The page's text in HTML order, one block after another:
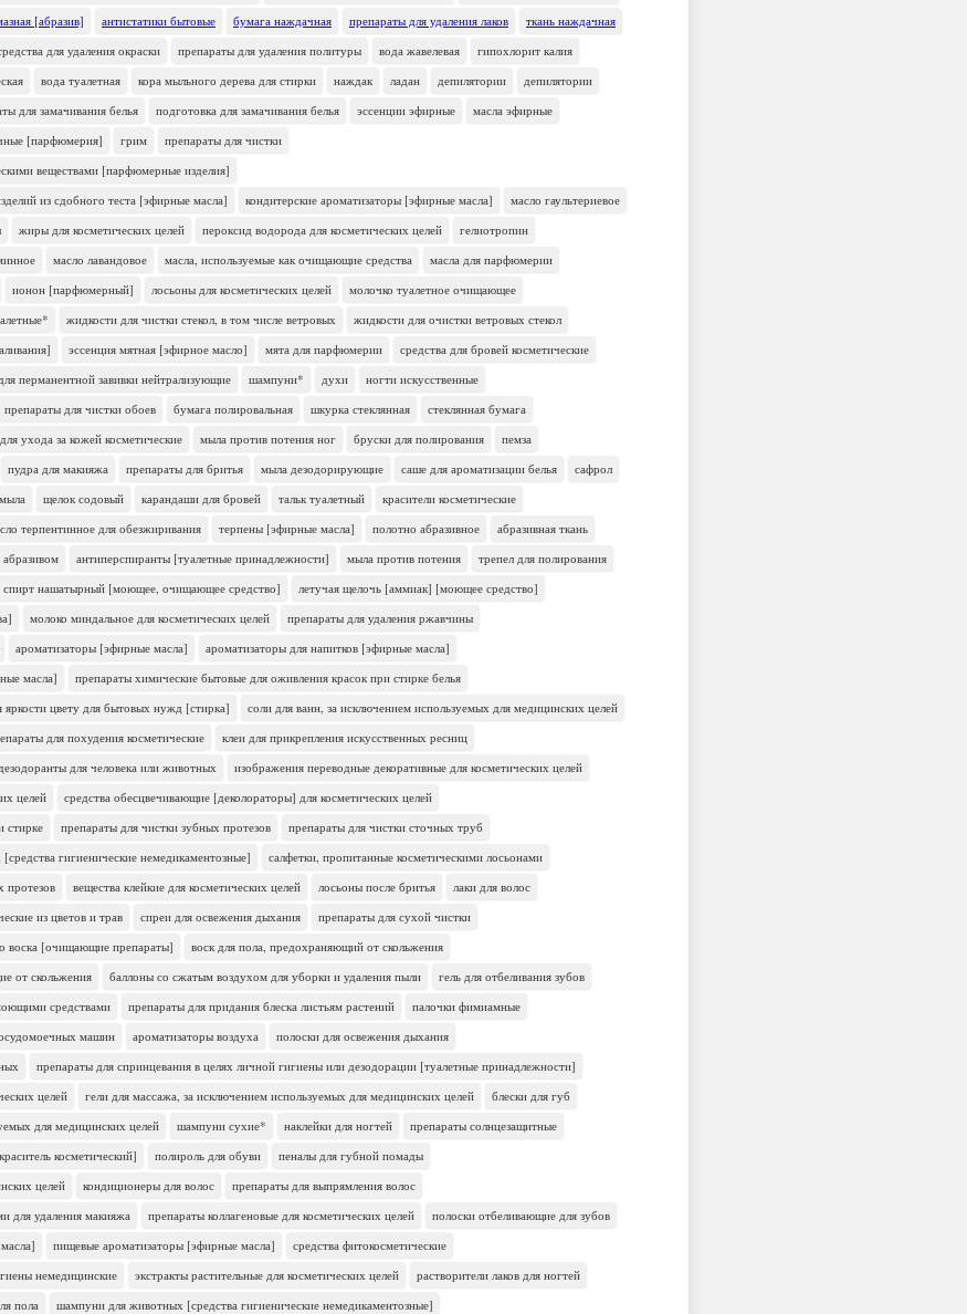
[абразив] антистатики бытовые бумага наждачная препараты для удаления лаков
ткань наждачная
для удаления окраски препараты для удаления политуры вода жавелевая
гипохлорит калия
вода туалетная кора мыльного дерева для стирки наждак ладан депилятории
депилятории
для замачивания белья подготовка для замачивания белья эссенции эфирные
масла эфирные
[парфюмерия] грим
препараты для чистки
веществами [парфюмерные изделия]
из сдобного теста [эфирные масла]
кондитерские ароматизаторы [эфирные масла]
масло гаультериевое
жиры для косметических целей пероксид водорода для косметических целей
гелиотропин
масло лавандовое масла, используемые как очищающие средства
масла для парфюмерии
ионон [парфюмерный] лосьоны для косметических целей
молочко туалетное очищающее
жидкости для чистки стекол, в том числе ветровых
жидкости для очистки ветровых стекол
эссенция мятная [эфирное масло] мята для парфюмерии
средства для бровей косметические
перманентной завивки нейтрализующие шампуни* духи
ногти искусственные
препараты для чистки обоев бумага полировальная шкурка стеклянная
стеклянная бумага
ухода за кожей косметические мыла против потения ног бруски для полирования
пемза
пудра для макияжа препараты для бритья мыла дезодорирующие саше для ароматизации белья
сафрол
щелок содовый карандаши для бровей тальк туалетный
красители косметические
терпентинное для обезжиривания терпены [эфирные масла] полотно абразивное
абразивная ткань
антиперспиранты [туалетные принадлежности] мыла против потения
трепел для полирования
спирт нашатырный [моющее, очищающее средство]
летучая щелочь [аммиак] [моющее средство]
молоко миндальное для косметических целей
препараты для удаления ржавчины
ароматизаторы [эфирные масла]
ароматизаторы для напитков [эфирные масла]
масла]
препараты химические бытовые для оживления красок при стирке белья
цвету для бытовых нужд [стирка]
соли для ванн, за исключением используемых для медицинских целей
для похудения косметические
клеи для прикрепления искусственных ресниц
дезодоранты для человека или животных
изображения переводные декоративные для косметических целей
целей
средства обесцвечивающие [деколораторы] для косметических целей
стирке
препараты для чистки зубных протезов
препараты для чистки сточных труб
гигиенические немедикаментозные]
салфетки, пропитанные косметическими лосьонами
протезов
вещества клейкие для косметических целей лосьоны после бритья
лаки для волос
из цветов и трав спреи для освежения дыхания
препараты для сухой чистки
воска [очищающие препараты]
воск для пола, предохраняющий от скольжения
от скольжения
баллоны со сжатым воздухом для уборки и удаления пыли
гель для отбеливания зубов
средствами
препараты для придания блеска листьям растений
палочки фимиамные
машин
ароматизаторы воздуха
полоски для освежения дыхания
препараты для спринцевания в целях личной гигиены или дезодорации [туалетные принадлежности]
целей
гели для массажа, за исключением используемых для медицинских целей
блески для губ
для медицинских целей
шампуни сухие* наклейки для ногтей
препараты солнцезащитные
косметический] полироль для обуви
пеналы для губной помады
целей
кондиционеры для волос
препараты для выпрямления волос
для удаления макияжа
препараты коллагеновые для косметических целей
полоски отбеливающие для зубов
пищевые ароматизаторы [эфирные масла]
средства фитокосметические
немедицинские
экстракты растительные для косметических целей
растворители лаков для ногтей
пола
шампуни для животных [средства гигиенические немедикаментозные]